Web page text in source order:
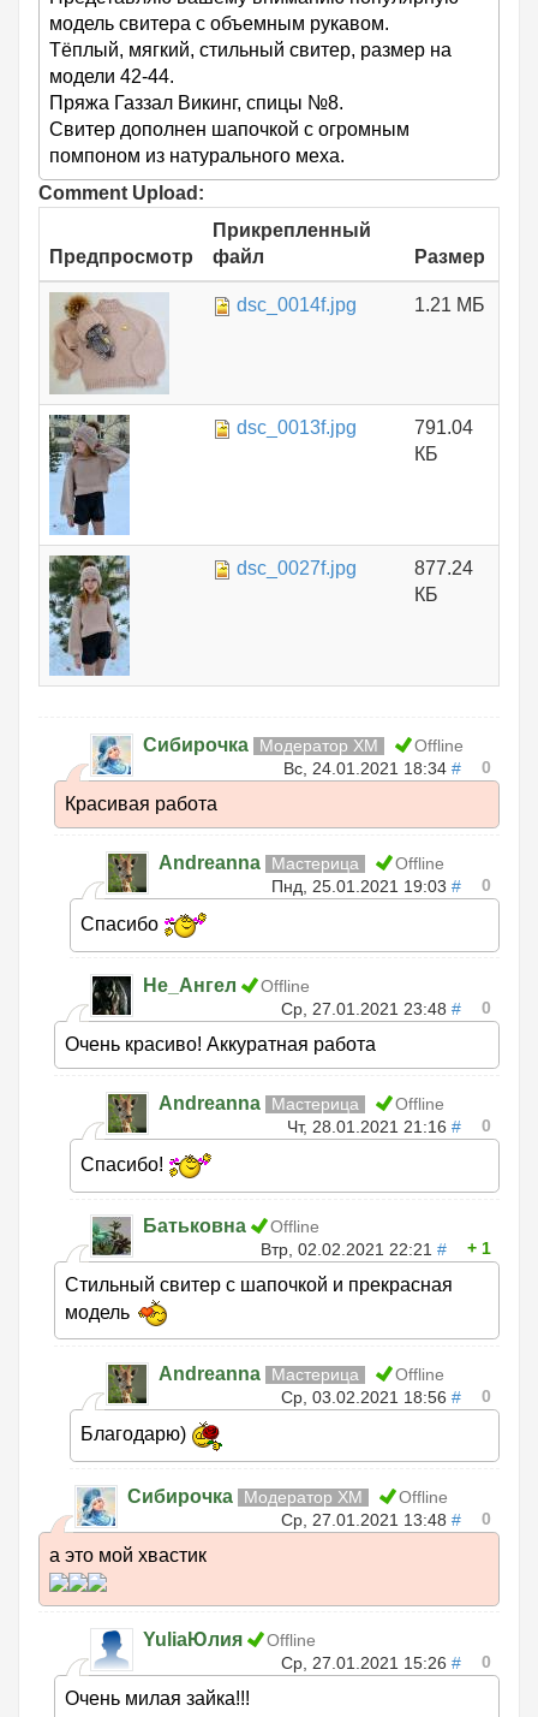
модель свитера с объемным рукавом.
Тёплый, мягкий, стильный свитер, размер на
модели 42-44.
Пряжа Газзал Викинг, спицы №8.
Свитер дополнен шапочкой с огромным
помпоном из натурального меха.
Comment Upload:
Предпросмотр
Прикрепленный
файл
Размер
dsc_0014f.jpg 1.21 МБ
dsc_0013f.jpg
791.04
КБ
dsc_0027f.jpg
877.24
КБ
Сибирочка Модератор ХМ
Offline
Вс, 24.01.2021 18:34 # 0
Красивая работа
Andreanna Мастерица
Offline
Пнд, 25.01.2021 19:03 # 0
Спасибо
Не_Ангел
Offline
Ср, 27.01.2021 23:48 # 0
Очень красиво! Аккуратная работа
Andreanna Мастерица
Offline
Чт, 28.01.2021 21:16 # 0
Спасибо!
Батьковна
Offline
Втр, 02.02.2021 22:21 # 1
Стильный свитер с шапочкой и прекрасная
модель
Andreanna Мастерица
Offline
Ср, 03.02.2021 18:56 # 0
Благодарю)
Сибирочка Модератор ХМ
Offline
Ср, 27.01.2021 13:48 # 0
а это мой хвастик
YuliaЮлия
Offline
Ср, 27.01.2021 15:26 # 0
Очень милая зайка!!!